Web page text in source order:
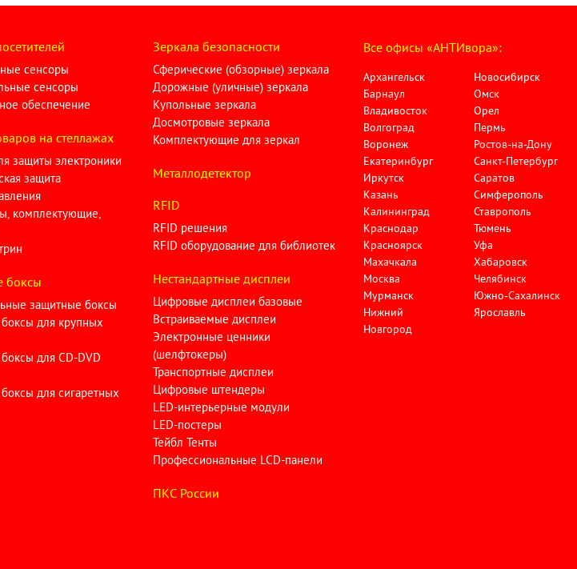
сенсоры
сенсоры
обеспечение
на стеллажах
защиты электроники
защита
комплектующие,
боксы
защитные боксы
для крупных
для CD-DVD
для сигаретных
Зеркала безопасности
Сферические (обзорные) зеркала
Дорожные (уличные) зеркала
Купольные зеркала
Досмотровые зеркала
Комплектующие для зеркал
Металлодетектор
RFID
RFID решения
RFID оборудование для библиотек
Нестандартные дисплеи
Цифровые дисплеи базовые
Встраиваемые дисплеи
Электронные ценники
(шелфтокеры)
Транспортные дисплеи
Цифровые штендеры
LED-интерьерные модули
LED-постеры
Тейбл Тенты
Профессиональные LCD-панели
ПКC России
Все офисы «АНТИвора»:
Архангельск
Барнаул
Владивосток
Волгоград
Воронеж
Екатеринбург
Иркутск
Казань
Калининград
Краснодар
Красноярск
Махачкала
Москва
Мурманск
Нижний
Новгород
Новосибирск
Омск
Орел
Пермь
Ростов-на-Дону
Санкт-Петербург
Саратов
Симферополь
Ставрополь
Тюмень
Уфа
Хабаровск
Челябинск
Южно-Сахалинск
Ярославль